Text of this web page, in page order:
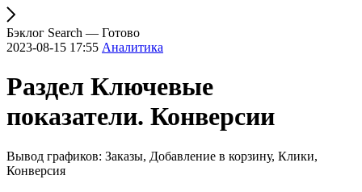
Бэклог Search — Готово
2023-08-15 17:55 Аналитика
Раздел Ключевые
показатели. Конверсии
Вывод графиков: Заказы, Добавление в корзину, Клики,
Конверсия